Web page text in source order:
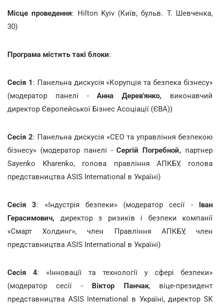
Місце проведення: Hilton Kyiv (Київ, бульв. Т. Шевченка,
30)
Програма містить такі блоки:
Сесія 1 : Панельна дискусія «Корупція та безпека бізнесу»
(модератор панелі -Анна Дерев'янко, виконавчий
директор Європейської Бізнес Асоціації (ЄВА))
Сесія 2: Панельна дискусія «СЕО та управління безпекою
бізнесу» (модератор панелі -Сергій Погребной, партнер
Sayenko Kharenko, голова правління АПКБУ, голова
представництва ASIS International в Україні)
Сесія 3: «Індустрія безпеки» (модератор сесії - Іван
Герасимович, директор з ризиків і безпеки компанії
«Смарт Холдинг», член Правління АПКБУ, член
представництва ASIS International в Україні)
Сесія 4: «Інновації та технології у сфері безпеки»
(модератор сесії - Віктор Панчак, віце-президент
представництва ASIS International в Україні, директор SK